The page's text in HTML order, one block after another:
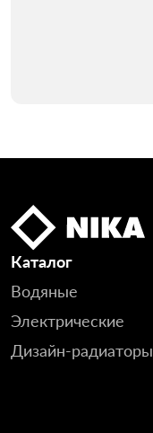
Каталог
Водяные
Электрические
Дизайн-радиаторы